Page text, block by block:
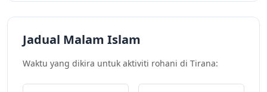
Jadual Malam Islam
Waktu yang dikira untuk aktiviti rohani di Tirana: